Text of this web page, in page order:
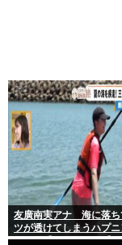
友廣南実アナ 海に落ち
ツが透けてしまうハプ
グ！！【GIF動画あり】